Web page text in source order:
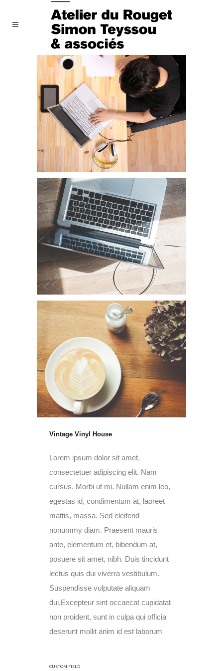
Vintage Vinyl House
Lorem ipsum dolor sit amet,
consectetuer adipiscing elit. Nam
cursus. Morbi ut mi. Nullam enim leo,
egestas id, condimentum at, laoreet
mattis, massa. Sed eleifend
nonummy diam. Praesent mauris
ante, elementum et, bibendum at,
posuere sit amet, nibh. Duis tincidunt
lectus quis dui viverra vestibulum.
Suspendisse vulputate aliquam
dui.Excepteur sint occaecat cupidatat
non proident, sunt in culpa qui officia
deserunt mollit anim id est laborum
CUSTOM FIELD